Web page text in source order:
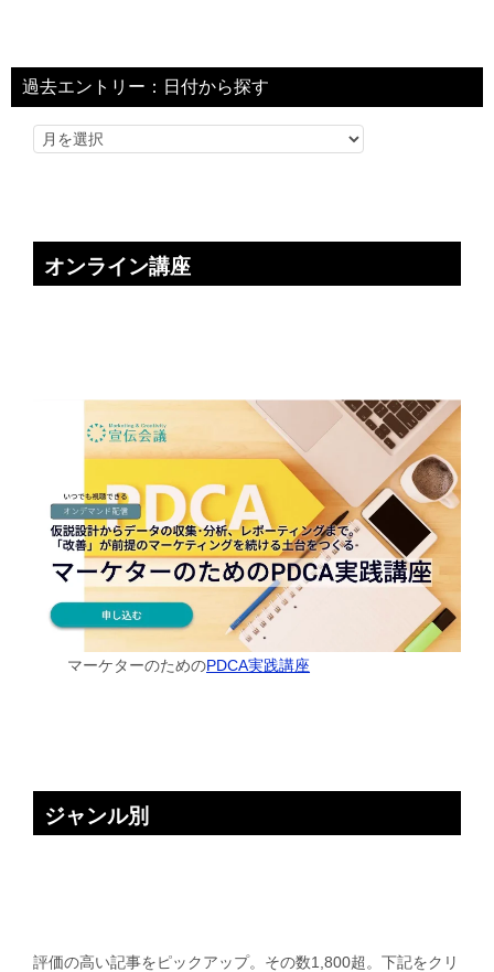
過去エントリー：日付から探す
オンライン講座
マーケターのためのPDCA実践講座
ジャンル別
評価の高い記事をピックアップ。その数1,800超。下記をクリ